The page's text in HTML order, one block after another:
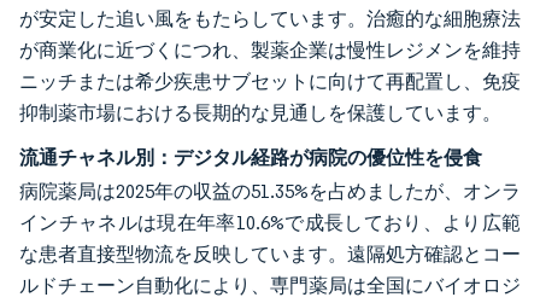
が安定した追い風をもたらしています。治癒的な細胞療法
が商業化に近づくにつれ、製薬企業は慢性レジメンを維持
ニッチまたは希少疾患サブセットに向けて再配置し、免疫
抑制薬市場における長期的な見通しを保護しています。
流通チャネル別：デジタル経路が病院の優位性を侵食
病院薬局は2025年の収益の51.35%を占めましたが、オンラ
インチャネルは現在年率10.6%で成長しており、より広範
な患者直接型物流を反映しています。遠隔処方確認とコー
ルドチェーン自動化により、専門薬局は全国にバイオロジ